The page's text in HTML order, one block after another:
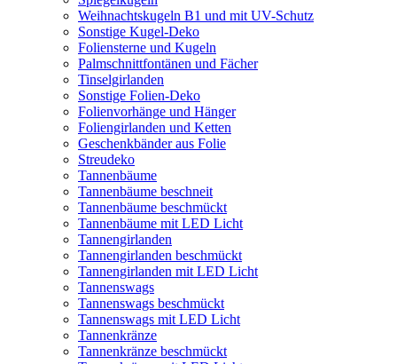
Weihnachtskugeln B1 und mit UV-Schutz
Sonstige Kugel-Deko
Foliensterne und Kugeln
Palmschnittfontänen und Fächer
Tinselgirlanden
Sonstige Folien-Deko
Folienvorhänge und Hänger
Foliengirlanden und Ketten
Geschenkbänder aus Folie
Streudeko
Tannenbäume
Tannenbäume beschneit
Tannenbäume beschmückt
Tannenbäume mit LED Licht
Tannengirlanden
Tannengirlanden beschmückt
Tannengirlanden mit LED Licht
Tannenswags
Tannenswags beschmückt
Tannenswags mit LED Licht
Tannenkränze
Tannenkränze beschmückt